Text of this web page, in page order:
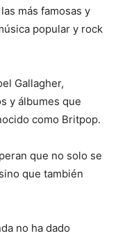
más famosas y
popular y rock
Gallagher,
y álbumes que
como Britpop.
que no solo se
que también
no ha dado